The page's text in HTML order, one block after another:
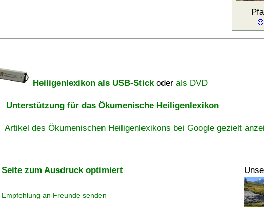
Heiligenlexikon als USB-Stickoder als DVD
Unterstützung für das Ökumenische Heiligenlexikon
Artikel des Ökumenischen Heiligenlexikons bei Google gezielt
Seite zum Ausdruck optimiert
Empfehlung an Freunde senden